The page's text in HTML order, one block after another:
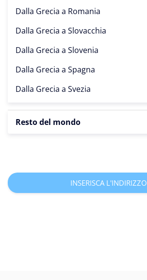
Dalla Grecia a Romania
Dalla Grecia a Slovacchia
Dalla Grecia a Slovenia
Dalla Grecia a Spagna
Dalla Grecia a Svezia
Resto del mondo
INSERISCA L'INDIRIZZO